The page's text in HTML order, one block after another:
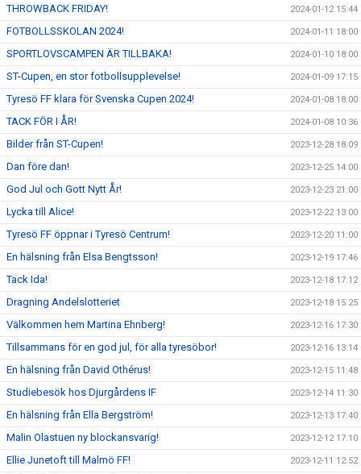
THROWBACK FRIDAY! 2024-01-12 15:44
FOTBOLLSSKOLAN 2024! 2024-01-11 18:00
SPORTLOVSCAMPEN ÄR TILLBAKA! 2024-01-10 18:00
ST-Cupen, en stor fotbollsupplevelse! 2024-01-09 17:15
Tyresö FF klara för Svenska Cupen 2024! 2024-01-08 18:00
TACK FÖR I ÅR! 2024-01-08 10:36
Bilder från ST-Cupen! 2023-12-28 18:09
Dan före dan! 2023-12-25 14:00
God Jul och Gott Nytt År! 2023-12-23 21:00
Lycka till Alice! 2023-12-22 13:00
Tyresö FF öppnar i Tyresö Centrum! 2023-12-20 11:00
En hälsning från Elsa Bengtsson! 2023-12-19 17:46
Tack Ida! 2023-12-18 17:12
Dragning Andelslotteriet 2023-12-18 15:25
Välkommen hem Martina Ehnberg! 2023-12-16 17:30
Tillsammans för en god jul, för alla tyresöbor! 2023-12-16 13:14
En hälsning från David Othérus! 2023-12-15 11:48
Studiebesök hos Djurgårdens IF 2023-12-14 11:30
En hälsning från Ella Bergström! 2023-12-13 17:40
Malin Olastuen ny blockansvarig! 2023-12-12 17:10
Ellie Junetoft till Malmö FF! 2023-12-11 12:52